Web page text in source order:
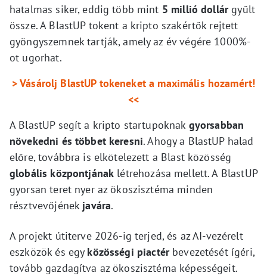
hatalmas siker, eddig több mint 5 millió dollárgyűlt
össze. A BlastUP tokent a kripto szakértők rejtett
gyöngyszemnek tartják, amely az év végére 1000%-
ot ugorhat.
> Vásárolj BlastUP tokeneket a maximális hozamért!
<<
A BlastUP segít a kripto startupoknak gyorsabban
növekedni és többet keresni. Ahogy a BlastUP halad
előre, továbbra is elkötelezett a Blast közösség
globális központjának létrehozása mellett. A BlastUP
gyorsan teret nyer az ökoszisztéma minden
résztvevőjének javára.
A projekt útiterve 2026-ig terjed, és az AI-vezérelt
eszközök és egy közösségi piactérbevezetését ígéri,
tovább gazdagítva az ökoszisztéma képességeit.